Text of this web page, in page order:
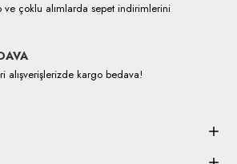
ve çoklu alımlarda sepet indirimlerini
alışverişlerizde kargo bedava!